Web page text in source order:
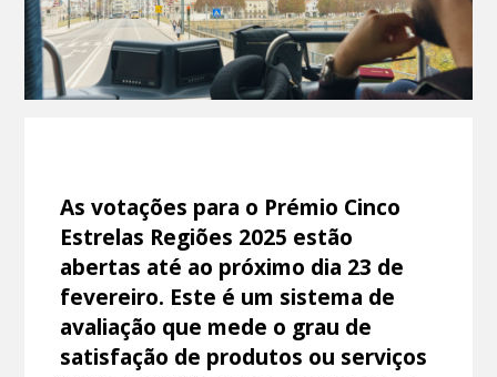
As votações para o Prémio Cinco
Estrelas Regiões 2025 estão
abertas até ao próximo dia 23 de
fevereiro. Este é um sistema de
avaliação que mede o grau de
satisfação de produtos ou serviços